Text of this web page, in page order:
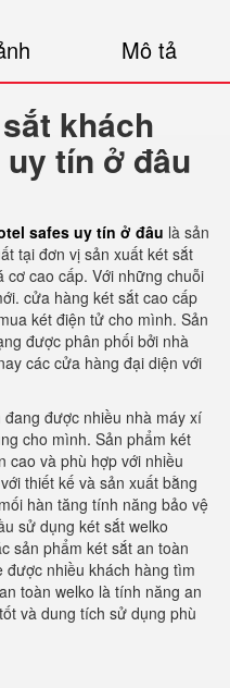
Mô tả
khách
tín ở đâu
safes uy tín ở đâu là sản
tại đơn vị sản xuất két sắt
cơ cao cấp. Với những chuỗi
cửa hàng két sắt cao cấp
két điện tử cho mình. Sản
được phân phối bởi nhà
các cửa hàng đại diện với
được nhiều nhà máy xí
cho mình. Sản phẩm két
cao và phù hợp với nhiều
thiết kế và sản xuất bằng
hàn tăng tính năng bảo vệ
sử dụng két sắt welko
sản phẩm két sắt an toàn
được nhiều khách hàng tìm
toàn welko là tính năng an
và dung tích sử dụng phù